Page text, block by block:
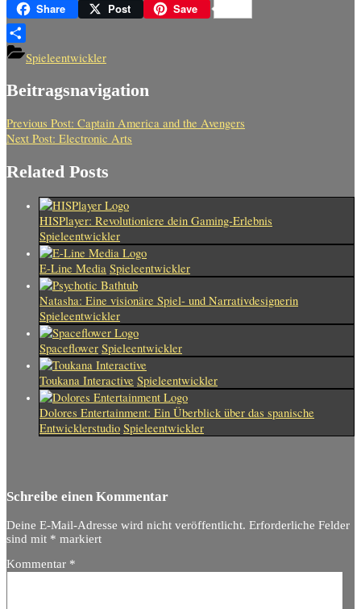
XINGShare Post Save
TeilenSpieleentwickler
Beitragsnavigation
Previous Post: Captain America and the Avengers
Next Post: Electronic Arts
Related Posts
HISPlayer: Revolutioniere dein Gaming-Erlebnis
Spieleentwickler
E-Line Media Spieleentwickler
Natasha: Eine visionäre Spiel- und Narrativdesignerin
Spieleentwickler
Spaceflower Spieleentwickler
Toukana Interactive Spieleentwickler
Dolores Entertainment: Ein Überblick über das spanische
Entwicklerstudio Spieleentwickler
Schreibe einen Kommentar
Deine E-Mail-Adresse wird nicht veröffentlicht. Erforderliche Felder
sind mit * markiert
Kommentar *